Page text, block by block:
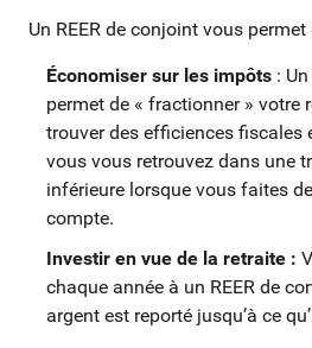
Un REER de conjoint vous
Économiser sur les impôts :
permet de « fractionner » votre
trouver des efficiences fiscales
vous vous retrouvez dans une
inférieure lorsque vous faites
compte.
Investir en vue de la retraite :
chaque année à un REER de
argent est reporté jusqu’à ce